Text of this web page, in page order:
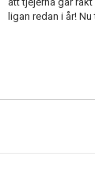
ligan redan i år!